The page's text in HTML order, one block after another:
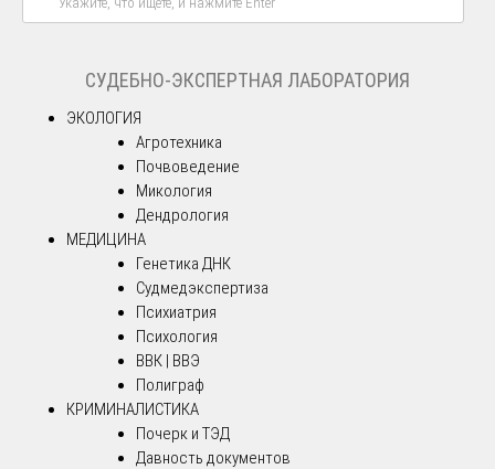
СУДЕБНО-ЭКСПЕРТНАЯ ЛАБОРАТОРИЯ
ЭКОЛОГИЯ
Агротехника
Почвоведение
Микология
Дендрология
МЕДИЦИНА
Генетика ДНК
Судмедэкспертиза
Психиатрия
Психология
ВВК | ВВЭ
Полиграф
КРИМИНАЛИСТИКА
Почерк и ТЭД
Давность документов